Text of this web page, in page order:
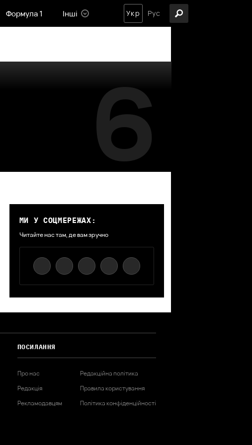
Формула 1 Інші Укр Рус
6
МИ У СОЦМЕРЕЖАХ:
Читайте нас там, де вам зручно
ПОСИЛАННЯ
Про нас
Редакція
Рекламодавцям
Редакційна політика
Правила користування
Політика конфіденційності